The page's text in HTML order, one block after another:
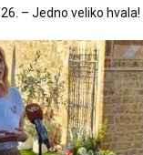
– Jedno veliko hvala!